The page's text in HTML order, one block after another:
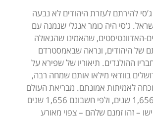
להירתם לעזרת היהודים לא נבעה
ג’סי היה כומר אנגלי שנמנה עם
האדוונטיסטים, שהאמינו שהגאולה
של היהודים, ונראה שבאמסטרדם
ההולנדים. תיאוריו של שפירא על
בוודאי מילאו אותם שמחה רבה,
לאמיתות אמונתם. מבריאת העולם
ועד המבול עברו 1,656 שנים, ולפי חשבונם 1,656 שנים
– זהו זמנם שלהם – צפוי מאורע